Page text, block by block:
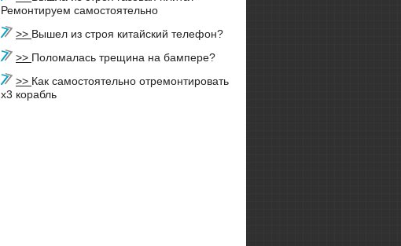
Ремонтируем самостоятельно
>> Вышел из строя китайский телефон?
>> Поломалась трещина на бампере?
>> Как самостоятельно отремонтировать
x3 корабль